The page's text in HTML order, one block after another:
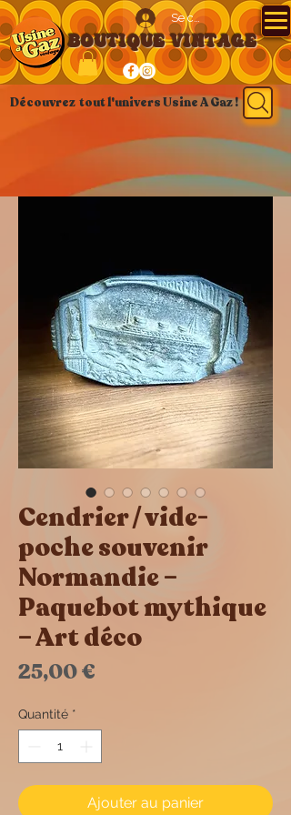
Se connecter
BOUTIQUE VINTAGE
Découvrez tout l'univers Usine A Gaz !
Cendrier / vide-
poche souvenir
Normandie –
Paquebot mythique
– Art déco
25,00 €
Quantité *
Ajouter au panier